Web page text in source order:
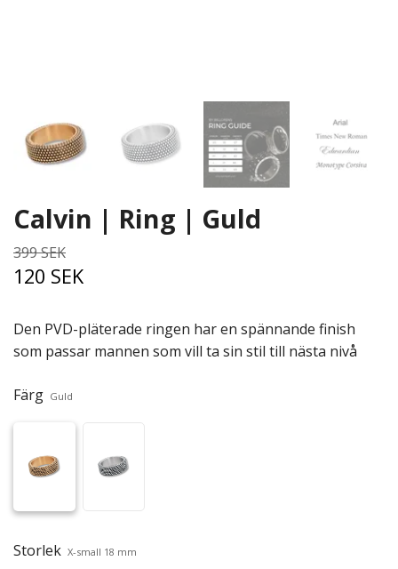
Calvin | Ring | Guld
399 SEK
120 SEK
Den PVD-pläterade ringen har en spännande finish
som passar mannen som vill ta sin stil till nästa nivå
Färg Guld
Storlek X-small 18 mm